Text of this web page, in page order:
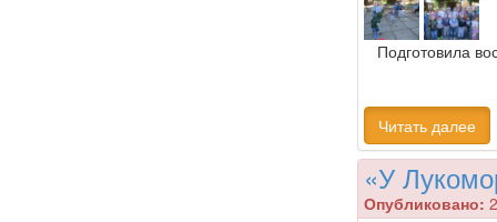
Подготовила
Читать далее
«У
Опубликовано: